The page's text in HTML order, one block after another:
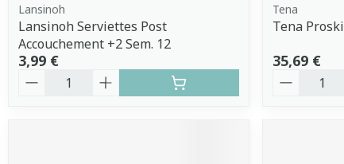
Lansinoh
Lansinoh Serviettes Post
Accouchement +2 Sem. 12
3,99 €
Quantité
Tena
Tena
35,69 €
Quantité